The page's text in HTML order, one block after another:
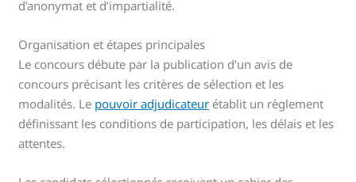
d’anonymat et d’impartialité.
Organisation et étapes principales
Le concours débute par la publication d’un avis de
concours précisant les critères de sélection et les
modalités. Le pouvoir adjudicateur établit un règlement
définissant les conditions de participation, les délais et les
attentes.